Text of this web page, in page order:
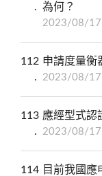
為何？
2023/08/17
112 申請度量衡
2023/08/17
113 應經型式認
2023/08/17
114 目前我國應